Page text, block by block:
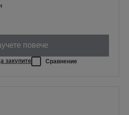
повече
закупите Сравнение